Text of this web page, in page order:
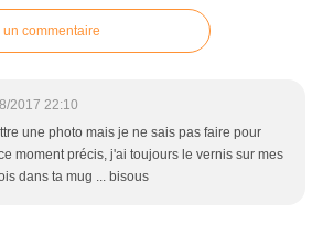
un commentaire
2017 22:10
une photo mais je ne sais pas faire pour
moment précis, j'ai toujours le vernis sur mes
dans ta mug ... bisous